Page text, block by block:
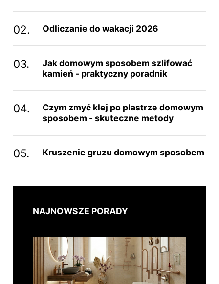
Odliczanie do wakacji 2026
Jak domowym sposobem szlifować
kamień - praktyczny poradnik
Czym zmyć klej po plastrze domowym
sposobem - skuteczne metody
Kruszenie gruzu domowym sposobem
NAJNOWSZE PORADY